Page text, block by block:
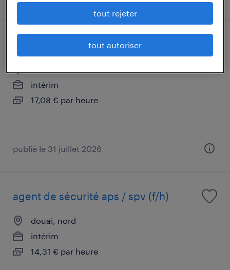
chef d'unité de fabrication (f/h)
intérim
17,08 € par heure
publié le 31 juillet 2026
agent de sécurité aps / spv (f/h)
douai, nord
intérim
14,31 € par heure
tout rejeter
tout autoriser